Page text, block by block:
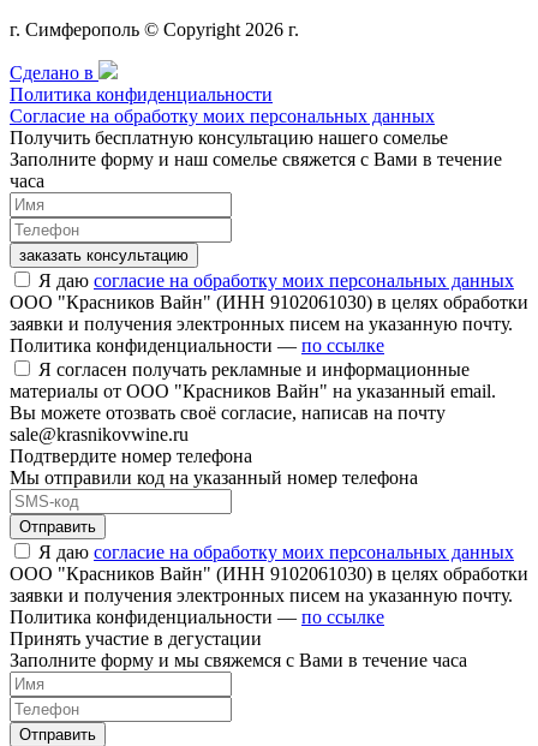
г. Симферополь © Copyright 2026 г.
Сделано в
Политика конфиденциальности
Согласие на обработку моих персональных данных
Получить бесплатную консультацию нашего сомелье
Заполните форму и наш сомелье свяжется с Вами в течение
часа
заказать консультацию
Я даю согласие на обработку моих персональных данных
ООО "Красников Вайн" (ИНН 9102061030) в целях обработки
заявки и получения электронных писем на указанную почту.
Политика конфиденциальности — по ссылке
Я согласен получать рекламные и информационные
материалы от ООО "Красников Вайн" на указанный email.
Вы можете отозвать своё согласие, написав на почту
sale@krasnikovwine.ru
Подтвердите номер телефона
Мы отправили код на указанный номер телефона
Отправить
Я даю согласие на обработку моих персональных данных
ООО "Красников Вайн" (ИНН 9102061030) в целях обработки
заявки и получения электронных писем на указанную почту.
Политика конфиденциальности — по ссылке
Принять участие в дегустации
Заполните форму и мы свяжемся с Вами в течение часа
Отправить